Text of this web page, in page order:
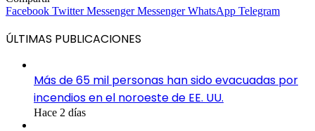
Facebook Twitter Messenger Messenger WhatsApp Telegram
ÚLTIMAS PUBLICACIONES
Más de 65 mil personas han sido evacuadas por
incendios en el noroeste de EE. UU.
Hace 2 días